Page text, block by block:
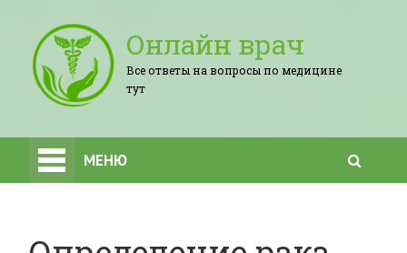
Онлайн врач
Все ответы на вопросы по медицине
тут
МЕНЮ